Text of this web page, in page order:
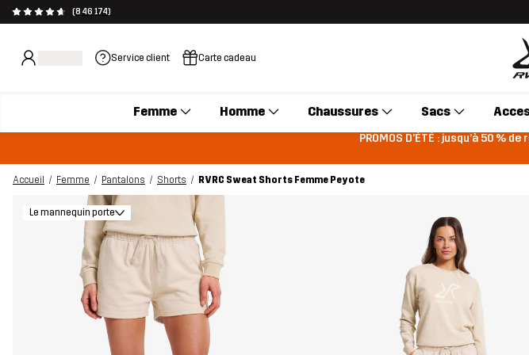
(846 174)
Service client Carte cadeau
Femme Homme Chaussures Sacs
PROMOS D'ÉTÉ : jusqu’à 50 %
Accueil Femme Pantalons Shorts
RVRC Sweat Shorts Femme Peyote
Le mannequin porte